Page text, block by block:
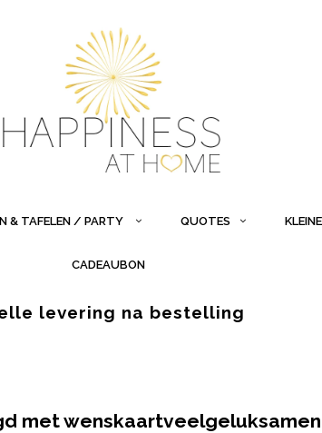
& TAFELEN / PARTY QUOTES
CADEAUBON
levering na bestelling
met wenskaartveelgeluksamen